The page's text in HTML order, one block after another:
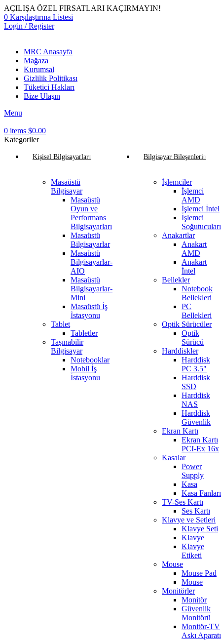
AÇILIŞA ÖZEL FIRSATLARI KAÇIRMAYIN!
0 Karşılaştırma Listesi
Login / Register
MRC Anasayfa
Mağaza
Kurumsal
Gizlilik Politikası
Tüketici Hakları
Bize Ulaşın
Menu
0 items $0.00
Kategoriler
Kişisel Bilgisayarlar
Masaüstü
Bilgisayar
Masaüstü
Oyun ve
Performans
Bilgisayarları
Masaüstü
Bilgisayarlar
Masaüstü
Bilgisayarlar-
AIO
Masaüstü
Bilgisayarlar-
Mini
Masaüstü İş
İstasyonu
Tablet
Tabletler
Taşınabilir
Bilgisayar
Notebooklar
Mobil İş
İstasyonu
Bilgisayar Bileşenleri
İşlemciler
İşlemci
AMD
İşlemci İntel
İşlemci
Soğutucuları
Anakartlar
Anakart
AMD
Anakart
İntel
Bellekler
Notebook
Bellekleri
PC
Bellekleri
Optik Sürücüler
Optik
Sürücü
Harddiskler
Harddisk
PC 3.5"
Harddisk
SSD
Harddisk
NAS
Harddisk
Güvenlik
Ekran Kartı
Ekran Kartı
PCI-Ex 16x
Kasalar
Power
Supply
Kasa
Kasa Fanları
TV-Ses Kartı
Ses Kartı
Klavye ve Setleri
Klavye Seti
Klavye
Klavye
Etiketi
Mouse
Mouse Pad
Mouse
Monitörler
Monitör
Güvenlik
Monitörü
Monitör-TV
Askı Aparatı